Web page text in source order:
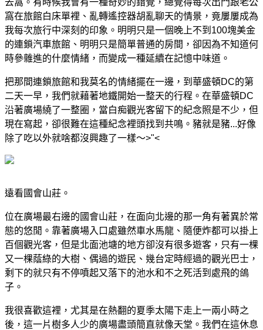
窩在旅館白床單裡、亂轉遙控器胡亂聊天的情景，竟屢屢成為
我每次旅行中深刻的印象。明明只是一個晚上不到100塊美金
的連鎖汽車旅館、明明只是簡單普通的房間，卻因為不知道何
時參雜進的什麼情緒，而變成一種延續在記憶中味道。
把那間連鎖旅館和我莫名的情緒擺在一邊，到華盛頓DC的第
二天一早，我們就藉著地鐵開始一整天的行程。在華盛頓DC
沿著廣場繞了一整圈，當白痴觀光客留下的紀念照是不少，但
現在寫起，卻很難在這種紀念裡頭找到共鳴。豬就是豬...好像
除了吃以外就啥都沒興趣了一樣～>"<
遠看國會山莊。
位在廣場最右邊的國會山莊，在面向北邊的那一角有著異於常
態的悠閒。靠著廣場入口處雖然車水馬龍、隨便炸都可以掛上
百個觀光客，但是北面池塘的地方卻沒有很多遊客，只有一棵
又一棵蔭綠的大樹、偶過的遊民、幾台定時經過的觀光巴士，
剩下的就只有不停噴起又落下的池水和不之死活到處飛的鴿
子。
我很喜歡這裡，尤其是在熱翻的夏季太陽下走上一兩小時之
後，這一片樹多人少的廣場盡頭簡直就像天堂。我們在這休息